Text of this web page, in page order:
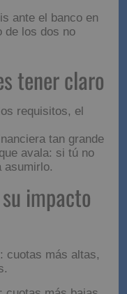
ante el banco en
requisitos, el
tan grande
avala: si tú no
y su